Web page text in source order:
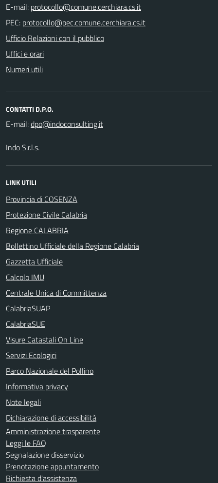
E-mail:
PEC:
Ufficio Relazioni con il pubblico
Uffici e orari
Numeri utili
CONTATTI D.P.O.
E-mail:
Indo S.r.l.s.
LINK UTILI
Provincia di COSENZA
Protezione Civile Calabria
Regione CALABRIA
Bollettino Ufficiale della Regione Calabria
Gazzetta Ufficiale
Calcolo IMU
Centrale Unica di Committenza
CalabriaSUAP
CalabriaSUE
Visure Catastali On Line
Servizi Ecologici
Parco Nazionale del Pollino
Informativa privacy
Note legali
Dichiarazione di accessibilità
Amministrazione trasparente
Leggi le FAQ
Segnalazione disservizio
Prenotazione appuntamento
Richiesta d'assistenza